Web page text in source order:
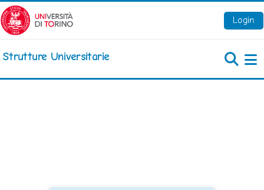
Vai al contenuto principale
Login
Strutture Universitarie